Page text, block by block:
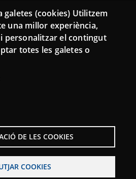
(cookies) Utilitzem
una millor experiència,
personalitzar el contingut
totes les galetes o
DE LES COOKIES
COOKIES